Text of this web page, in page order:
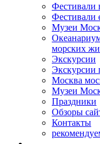
Фестивали
Музеи
морских
Экскурсии
Экскурсии
Москва
Музеи
Праздники
Обзоры
Контакты